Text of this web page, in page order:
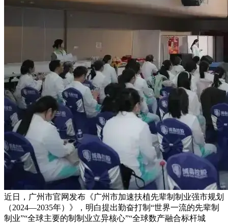
近日，广州市官网发布《广州市加速扶植先辈制制业强市规划
（2024—2035年）》，明白提出勤奋打制“世界一流的先辈制
制业”“全球主要的制制业立异核心”“全球数产融合标杆城